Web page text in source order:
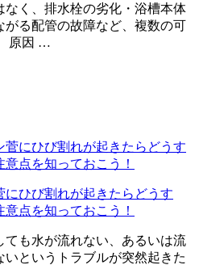
なく、排水栓の劣化・浴槽本体
る配管の故障など、複数の可
原因 …
にひび割れが起きたらどうす
点を知っておこう！
ても水が流れない、あるいは流
いというトラブルが突然起きた